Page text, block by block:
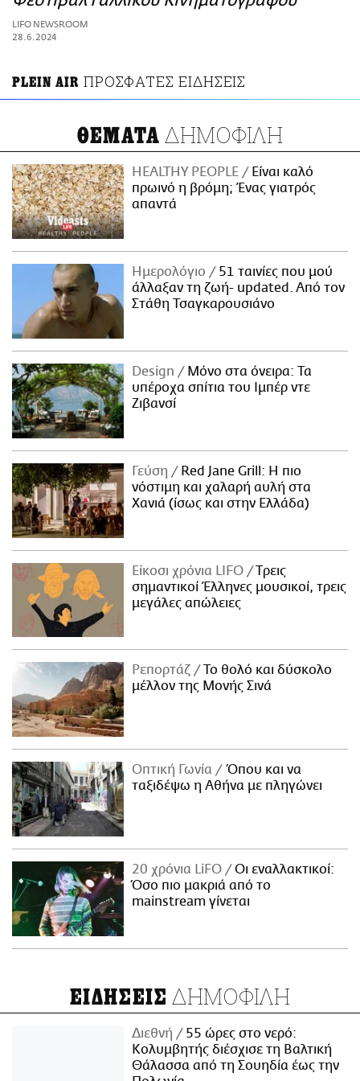
ΑΜΠΑ
PRINT
LIFO NEWSROOM
28.6.2024
PLEIN AIR ΠΡΟΣΦΑΤΕΣ ΕΙΔΗΣΕΙΣ
ΘΕΜΑΤΑ ΔΗΜΟΦΙΛΗ
HEALTHY PEOPLE
Είναι καλό
πρωινό η βρόμη; Ένας γιατρός
απαντά
Ημερολόγιο
51 ταινίες που μού
άλλαξαν τη ζωή- updated. Aπό τον
Στάθη Τσαγκαρουσιάνο
Design
Μόνο στα όνειρα: Τα
υπέροχα σπίτια του Ιμπέρ ντε
Ζιβανσί
Γεύση
Red Jane Grill: Η πιο
νόστιμη και χαλαρή αυλή στα
Χανιά (ίσως και στην Ελλάδα)
Είκοσι χρόνια LIFO
Tρεις
σημαντικοί Έλληνες μουσικοί, τρεις
μεγάλες απώλειες
Ρεπορτάζ
Το θολό και δύσκολο
μέλλον της Μονής Σινά
Οπτική Γωνία
Όπου και να
ταξιδέψω η Αθήνα με πληγώνει
20 χρόνια LiFO
Οι εναλλακτικοί:
Όσο πιο μακριά από το
mainstream γίνεται
ΕΙΔΗΣΕΙΣ ΔΗΜΟΦΙΛΗ
Διεθνή
55 ώρες στο νερό:
Κολυμβητής διέσχισε τη Βαλτική
Θάλασσα από τη Σουηδία έως την